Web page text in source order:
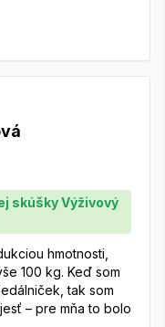
skúšky Výživový
hmotnosti,
100 kg. Keď som
tak som
– pre mňa to bolo